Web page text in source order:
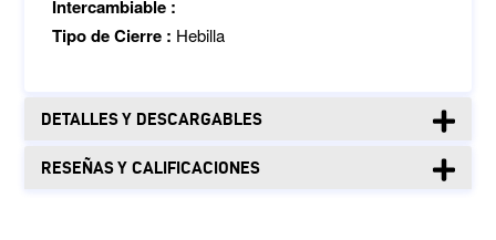
Intercambiable :
Tipo de Cierre : Hebilla
DETALLES Y DESCARGABLES
RESEÑAS Y CALIFICACIONES